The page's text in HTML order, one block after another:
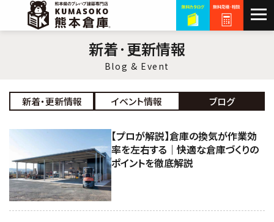
新着·更新情報
Blog & Event
新着・更新情報 イベント情報 ブログ
【プロが解説】倉庫の換気が作業効
率を左右する｜快適な倉庫づくりの
ポイントを徹底解説